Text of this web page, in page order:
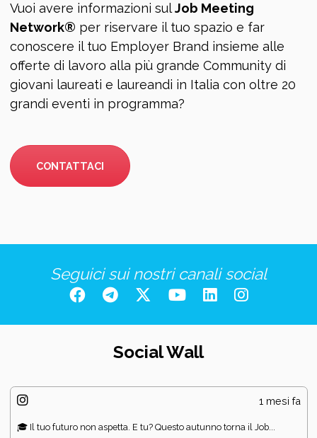
Vuoi avere informazioni sulJob Meeting
Network® per riservare il tuo spazio e far
conoscere il tuo Employer Brand insieme alle
offerte di lavoro alla più grande Community di
giovani laureati e laureandi in Italia con oltre 20
grandi eventi in programma?
CONTATTACI
Seguici sui nostri canali social
Social Wall
1 mesi fa
🎓 Il tuo futuro non aspetta. E tu? Questo autunno torna il Job...